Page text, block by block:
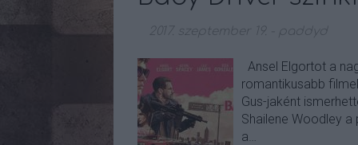
2017. szeptember 19. paddyd
Ansel Elgortot a
romantikusabb
Gus-jaként
Shailene Woodley
a…